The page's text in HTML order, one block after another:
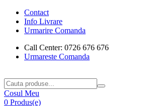
Contact
Info Livrare
Urmarire Comanda
Call Center: 0726 676 676
Urmareste Comanda
Cosul Meu
0 Produs(e)